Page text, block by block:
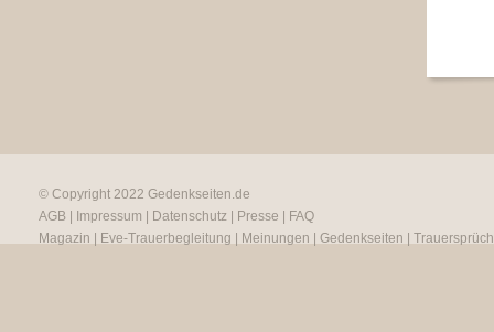
© Copyright 2022 Gedenkseiten.de
AGB
Impressum Datenschutz Presse
FAQ
Magazin
Eve-Trauerbegleitung Meinungen Gedenkseiten